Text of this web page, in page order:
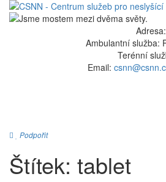
Adresa:
Ambulantní služba:
Terénní
Email:
Podpořit
Štítek: tablet